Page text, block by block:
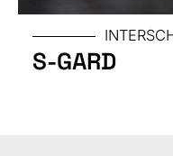
S-GARD